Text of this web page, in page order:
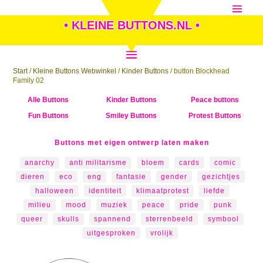
• KLEINE BUTTONS.NL •
Start/ Kleine Buttons Webwinkel / Kinder Buttons / button Blockhead
Family 02
Alle Buttons
Fun Buttons
Kinder Buttons
Smiley Buttons
Peace buttons
Protest Buttons
Buttons met eigen ontwerp laten maken
anarchy anti militarisme bloem cards
comic
dieren
eco eng fantasie gender
gezichtjes
halloween
identiteit klimaatprotest
liefde
milieu
mood muziek peace pride
punk
queer
skulls spannend sterrenbeeld
symbool
uitgesproken
vrolijk